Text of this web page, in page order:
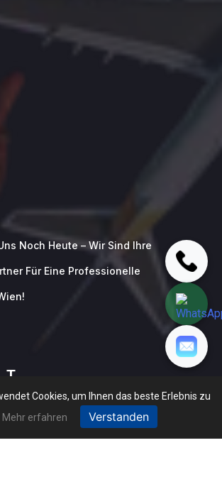
Noch Heute – Wir Sind Ihre
Für Eine Professionelle
T
Cookies, um Ihnen das beste Erlebnis zu
Mehr erfahren Verstanden